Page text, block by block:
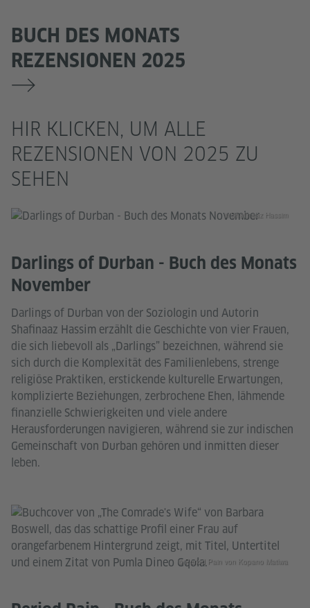
BUCH DES MONATS
REZENSIONEN 2025
HIR KLICKEN, UM ALLE
REZENSIONEN VON 2025 ZU
SEHEN
Darlings of Durban - Buch des Monats
November
Darlings of Durban von der Soziologin und Autorin
Shafinaaz Hassim erzählt die Geschichte von vier Frauen,
die sich liebevoll als „Darlings” bezeichnen, während sie
sich durch die Komplexität des Familienlebens, strenge
religiöse Praktiken, erstickende kulturelle Erwartungen,
komplizierte Beziehungen, zerbrochene Ehen, lähmende
finanzielle Schwierigkeiten und viele andere
Herausforderungen navigieren, während sie zur indischen
Gemeinschaft von Durban gehören und inmitten dieser
leben.
© Shafinaaz Hassim
© Period Pain von Kopano Matlwa